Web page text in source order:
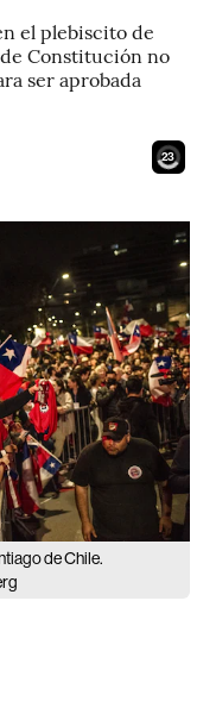
el plebiscito de
Constitución no
ser aprobada
21
de Chile.